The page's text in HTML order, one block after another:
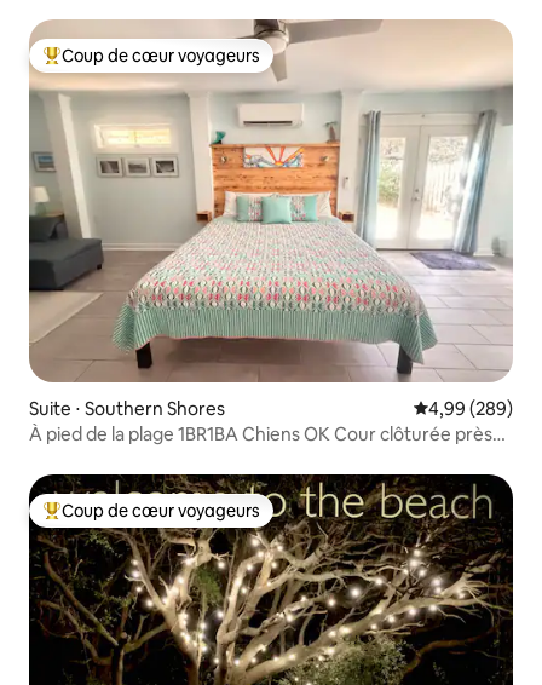
Coups de cœur voyageurs les plus appréciés
Coup de cœur voyageurs
Suite ⋅ Southern Shores Évaluation
4,99 (289)
À pied de la plage 1BR1BA Chiens OK Cour clôturée près
Coups de cœur voyageurs les plus appréciés
Coup de cœur voyageurs